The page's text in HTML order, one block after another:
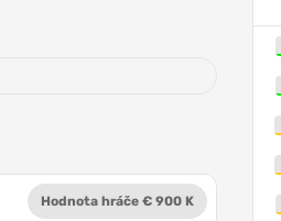
Hodnota hráče € 900 K